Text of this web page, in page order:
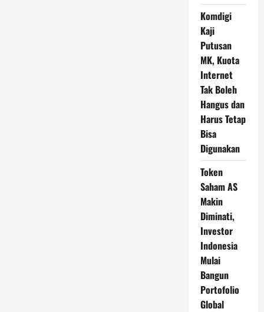
Komdigi
Kaji
Putusan
MK, Kuota
Internet
Tak Boleh
Hangus dan
Harus Tetap
Bisa
Digunakan
Token
Saham AS
Makin
Diminati,
Investor
Indonesia
Mulai
Bangun
Portofolio
Global